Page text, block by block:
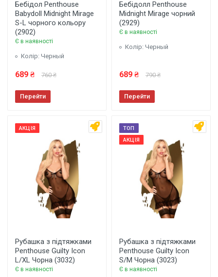
Бебідол Penthouse
Babydoll Midnight Mirage
S-L чорного кольору
(2902)
Є в наявності
Колір: Черный
689 ₴ 760 ₴
Перейти
Бебідолл Penthouse
Midnight Mirage чорний
(2929)
Є в наявності
Колір: Черный
689 ₴ 790 ₴
Перейти
АКЦІЯ
Рубашка з підтяжками
Penthouse Guilty Icon
L/XL Чорна (3032)
Є в наявності
ТОП
АКЦІЯ
Рубашка з підтяжками
Penthouse Guilty Icon
S/M Чорна (3023)
Є в наявності